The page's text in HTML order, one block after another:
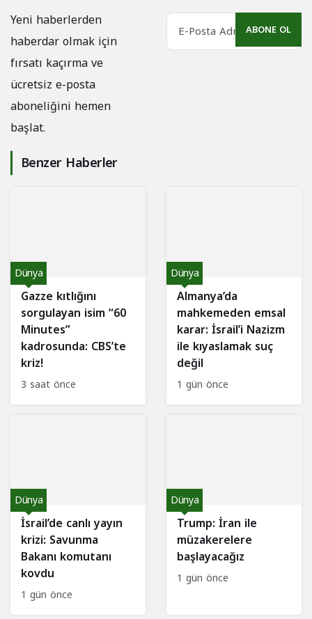
Yeni haberlerden
haberdar olmak için
fırsatı kaçırma ve
ücretsiz e-posta
aboneliğini hemen
başlat.
ABONE OL
Benzer Haberler
Gazze kıtlığını
sorgulayan isim “60
Minutes”
kadrosunda: CBS’te
kriz!
Dünya
3 saat önce
Almanya’da
mahkemeden emsal
karar: İsrail’i Nazizm
ile kıyaslamak suç
değil
Dünya
1 gün önce
İsrail’de canlı yayın
krizi: Savunma
Bakanı komutanı
kovdu
Dünya
1 gün önce
Trump: İran ile
müzakerelere
başlayacağız
Dünya
1 gün önce